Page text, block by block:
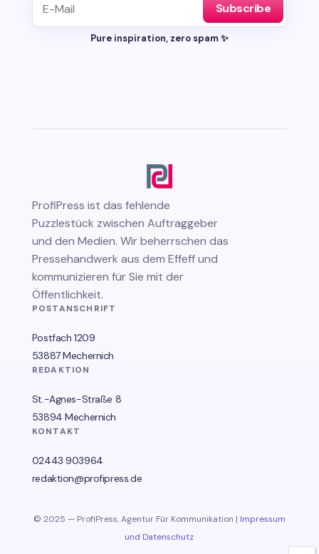
Subscribe
Pure inspiration, zero spam ✨
ProfiPress ist das fehlende
Puzzlestück zwischen Auftraggeber
und den Medien. Wir beherrschen das
Pressehandwerk aus dem Effeff und
kommunizieren für Sie mit der
Öffentlichkeit.
POSTANSCHRIFT
Postfach 1209
53887 Mechernich
REDAKTION
St.-Agnes-Straße 8
53894 Mechernich
KONTAKT
02443 903964
redaktion@profipress.de
© 2025 — ProfiPress, Agentur Für Kommunikation | Impressum
und Datenschutz